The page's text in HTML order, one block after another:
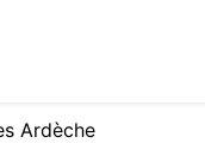
Ardèche